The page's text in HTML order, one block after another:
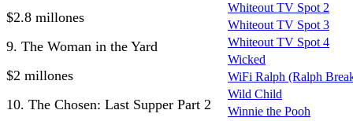
$2.8 millones
9. The Woman in the Yard
$2 millones
10. The Chosen: Last Supper Part 2
Whiteout TV Spot 2
Whiteout TV Spot 3
Whiteout TV Spot 4
Wicked
WiFi Ralph (Ralph
Wild Child
Winnie the Pooh